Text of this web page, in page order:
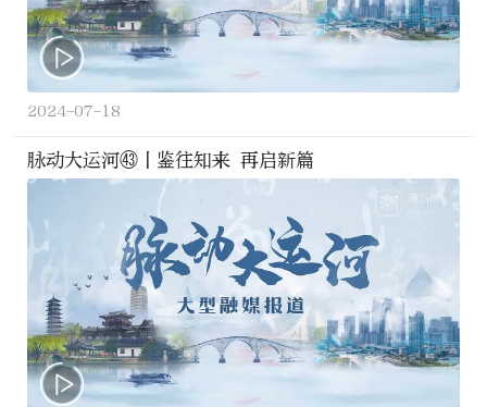
2024-07-18
脉动大运河㊸丨鉴往知来 再启新篇